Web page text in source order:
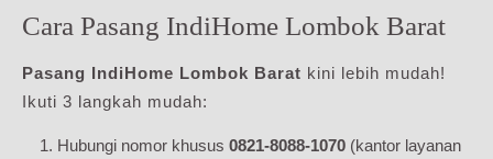
Cara Pasang IndiHome Lombok Barat
Pasang IndiHome Lombok Barat kini lebih mudah!
Ikuti 3 langkah mudah:
Hubungi nomor khusus 0821-8088-1070 (kantor layanan